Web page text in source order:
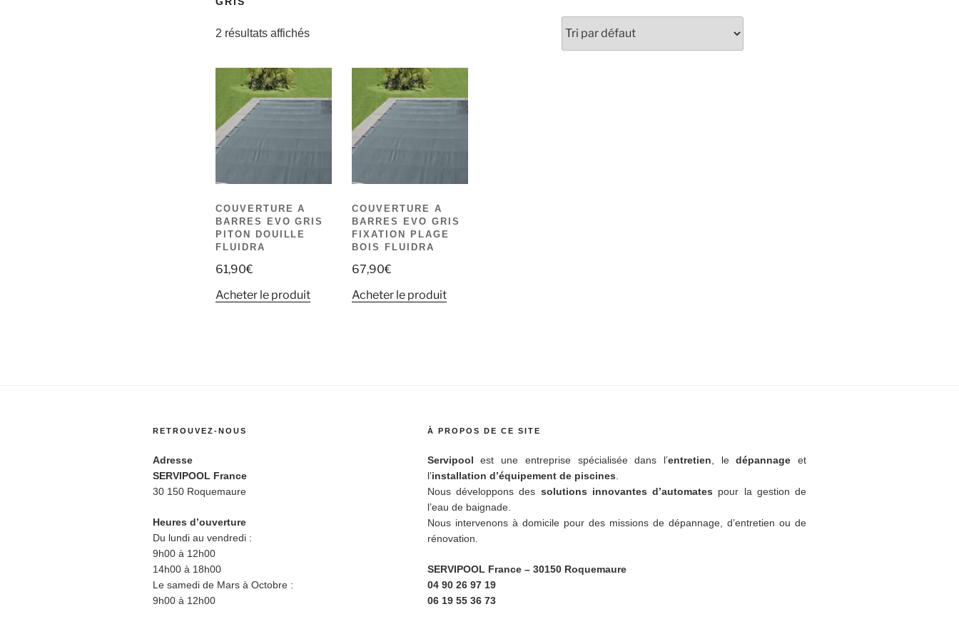
2 résultats affichés
COUVERTURE A
BARRES EVO GRIS
PITON DOUILLE
FLUIDRA
61,90€
Acheter le produit
COUVERTURE A
BARRES EVO GRIS
FIXATION PLAGE
BOIS FLUIDRA
67,90€
Acheter le produit
RETROUVEZ-NOUS
Adresse
SERVIPOOL France
30 150 Roquemaure
Heures d’ouverture
Du lundi au vendredi :
9h00 à 12h00
14h00 à 18h00
Le samedi de Mars à Octobre :
9h00 à 12h00
À PROPOS DE CE SITE
Servipool est une entreprise spécialisée dans l’entretien , ledépannage et
l’installation d’équipement de piscines
Nous développons des solutions innovantes d’automates pour la gestion de
l’eau de baignade.
Nous intervenons à domicile pour des missions de dépannage, d’entretien ou de
rénovation.
SERVIPOOL France – 30150 Roquemaure
04 90 26 97 19
06 19 55 36 73